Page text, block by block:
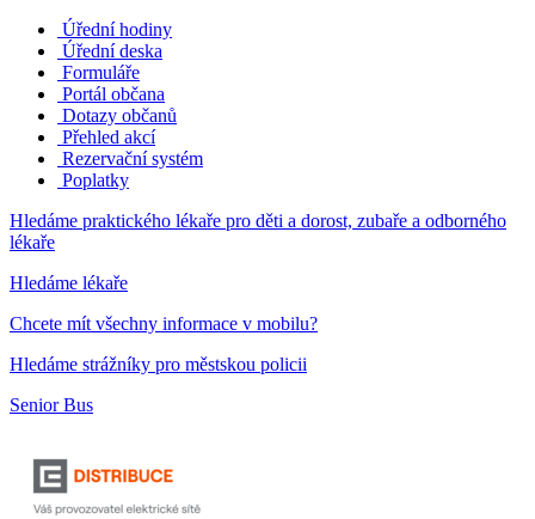
Úřední hodiny
Úřední deska
Formuláře
Portál občana
Dotazy občanů
Přehled akcí
Rezervační systém
Poplatky
Hledáme praktického lékaře pro děti a dorost, zubaře a odborného
lékaře
Hledáme lékaře
Chcete mít všechny informace v mobilu?
Hledáme strážníky pro městskou policii
Senior Bus